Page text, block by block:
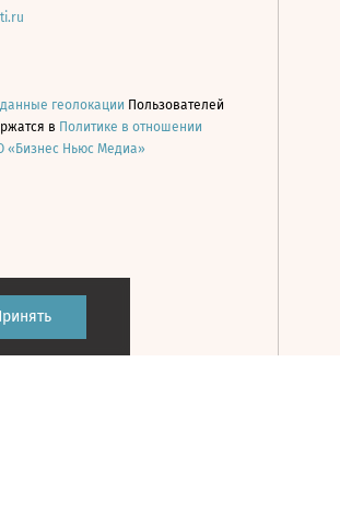
геолокации Пользователей
в Политике в отношении
«Бизнес Ньюс Медиа»